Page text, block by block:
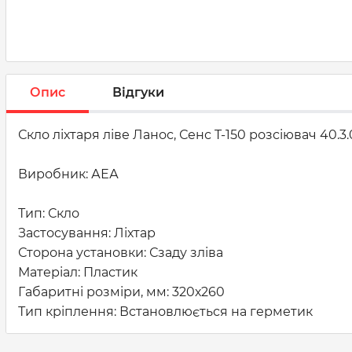
Опис Відгуки
Скло ліхтаря ліве Ланос, Сенс T-150 розсіювач
Виробник: АЕА
Тип: Скло
Застосування: Ліхтар
Сторона установки: Сзаду зліва
Матеріал: Пластик
Габаритні розміри, мм: 320х260
Тип кріплення: Встановлюється на герметик